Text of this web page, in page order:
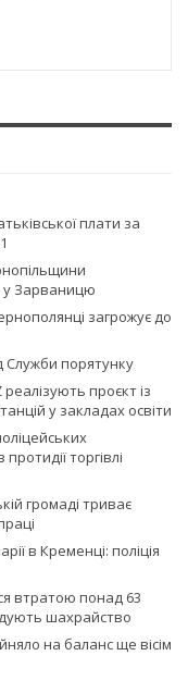
плати за
Зарваницю
загрожує до
Служби порятунку
проєкт із
у закладах освіти
торгівлі
громаді триває
в Кременці: поліція
втратою понад 63
шахрайство
на баланс ще вісім